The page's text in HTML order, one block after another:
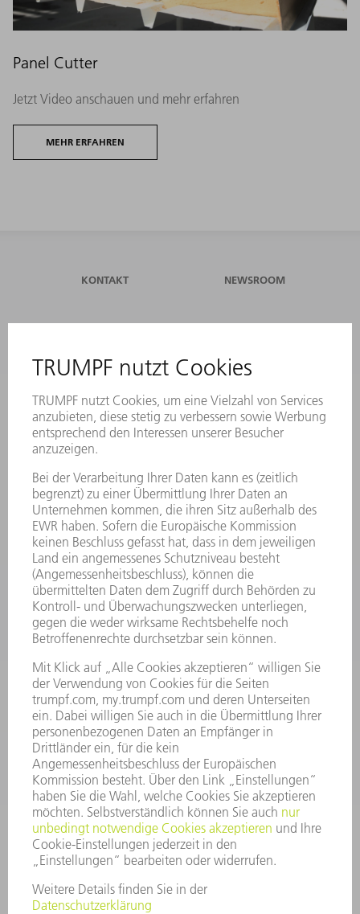
Panel Cutter
Jetzt Video anschauen und mehr erfahren
MEHR ERFAHREN
KONTAKT NEWSROOM
VERANSTALTUNGEN UND
TRUMPF
ONLINE SERVICES
KONTAKT
ANREGUNGEN, LOB UND KRITIK
STANDORTE
VERANSTALTUNGEN UND TERMINE
NEWSLETTER-ANMELDUNG
MYTRUMPF
SICHERHEITSDATENBLÄTTER
HÄNDLERSUCHE ELEKTROWERKZEUGE
PRODUKTE
MASCHINEN & SYSTEME
LASER
LEISTUNGSELEKTRONIK
ELEKTROWERKZEUGE
SOFTWARE
SERVICES
ANWENDUNGEN
BRANCHEN
UNTERNEHMEN
KARRIERE
STELLENANGEBOTE
UNTERNEHMENSPROFIL
VORSTAND
GESCHÄFTSBERICHT
UNTERNEHMENSGRUNDSÄTZE
COMPLIANCE
HINWEISGEBERSYSTEM
PRESSEMITTEILUNGEN
MAGAZINE